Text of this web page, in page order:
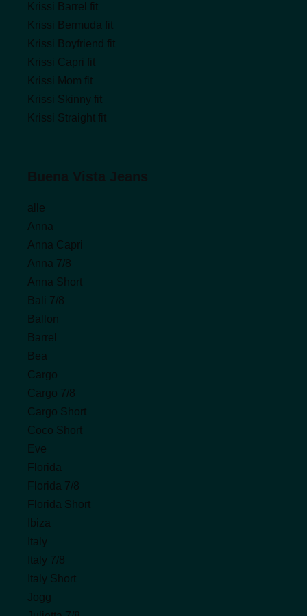
Krissi Barrel fit
Krissi Bermuda fit
Krissi Boyfriend fit
Krissi Capri fit
Krissi Mom fit
Krissi Skinny fit
Krissi Straight fit
alle
Anna
Anna Capri
Anna 7/8
Anna Short
Bali 7/8
Ballon
Barrel
Bea
Cargo
Cargo 7/8
Cargo Short
Coco Short
Eve
Florida
Florida 7/8
Florida Short
Ibiza
Italy
Italy 7/8
Italy Short
Jogg